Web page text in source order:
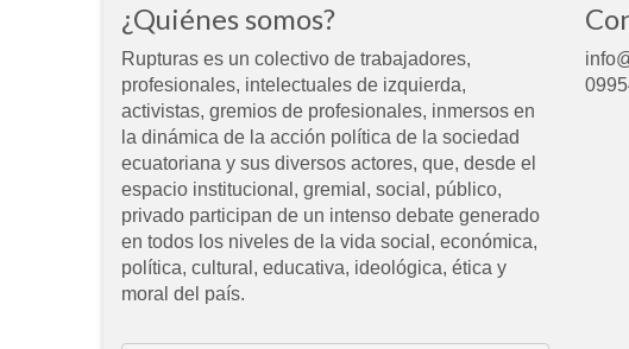
¿Quiénes somos?
Rupturas es un colectivo de trabajadores,
profesionales, intelectuales de izquierda,
activistas, gremios de profesionales, inmersos en
la dinámica de la acción política de la sociedad
ecuatoriana y sus diversos actores, que, desde el
espacio institucional, gremial, social, público,
privado participan de un intenso debate generado
en todos los niveles de la vida social, económica,
política, cultural, educativa, ideológica, ética y
moral del país.